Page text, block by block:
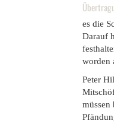
es die
Darauf
worden
Peter
müssen